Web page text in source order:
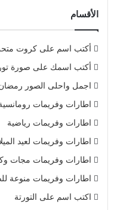
الأقسام
أكتب اسم على كروت
أكتب اسمك على صورة
اجمل واحلى الصور
اطارات وفريمات
اطارات وفريمات رياضية
اطارات وفريمات لعيد
اطارات وفريمات مجات
اطارات وفريمات منوعة
اكتب اسم على التورتة